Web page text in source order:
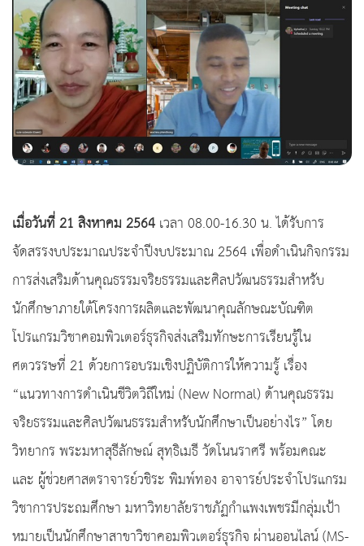
เมื่อวันที่ 21 สิงหาคม 2564เวลา 08.00-16.30 น. ได้รับการ
จัดสรรงบประมาณประจำปีงบประมาณ 2564 เพื่อดำเนินกิจกรรม
การส่งเสริมด้านคุณธรรมจริยธรรมและศิลปวัฒนธรรมสำหรับ
นักศึกษาภายใต้โครงการผลิตและพัฒนาคุณลักษณะบัณฑิต
โปรแกรมวิชาคอมพิวเตอร์ธุรกิจส่งเสริมทักษะการเรียนรู้ใน
ศตวรรษที่ 21 ด้วยการอบรมเชิงปฏิบัติการให้ความรู้ เรื่อง
“แนวทางการดำเนินชีวิตวิถีใหม่ (New Normal) ด้านคุณธรรม
จริยธรรมและศิลปวัฒนธรรมสำหรับนักศึกษาเป็นอย่างไร” โดย
วิทยากร พระมหาสุธีลักษณ์ สุทฺธิเมธี วัดโนนราศรี พร้อมคณะ
และ ผู้ช่วยศาสตราจารย์วชิระ พิมพ์ทอง อาจารย์ประจำโปรแกรม
วิชาการประถมศึกษา มหาวิทยาลัยราชภัฏกำแพงเพชรมีกลุ่มเป้า
หมายเป็นนักศึกษาสาขาวิชาคอมพิวเตอร์ธุรกิจ ผ่านออนไลน์ (MS-